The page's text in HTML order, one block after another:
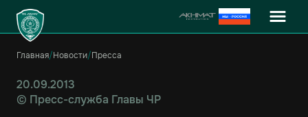
Главная/Новости/Пресса
20.09.2013
© Пресс-служба Главы ЧР